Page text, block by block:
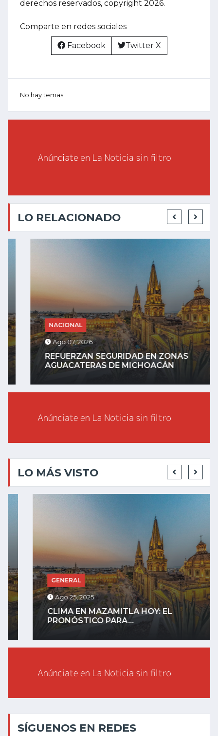
derechos reservados, copyright 2026.
Comparte en redes sociales
Facebook Twitter X
No hay temas:
LO RELACIONADO
NACIONAL
Ago 07, 2026
REFUERZAN SEGURIDAD EN ZONAS
AGUACATERAS DE MICHOACÁN
LO MÁS VISTO
GENERAL
Ago 25, 2025
CLIMA EN MAZAMITLA HOY: EL
PRONÓSTICO PARA...
SÍGUENOS EN REDES